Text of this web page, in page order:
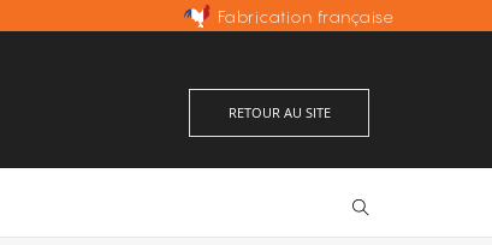
Fabrication française
RETOUR AU SITE